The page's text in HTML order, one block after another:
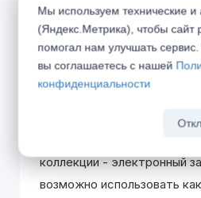
Описание
SMART LOFT - новая
входных дверей.
Вашем доме! Ключевая
коллекции - электронный
возможно использовать
Мы используем технические и
(Яндекс.Метрика), чтобы сайт
помогал нам улучшать
вы соглашаетесь с нашей
конфиденциальности